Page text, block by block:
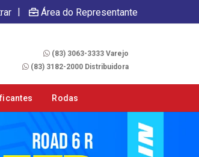
| Área do Representante
(83) 3063-3333 Varejo
(83) 3182-2000 Distribuidora
Rodas